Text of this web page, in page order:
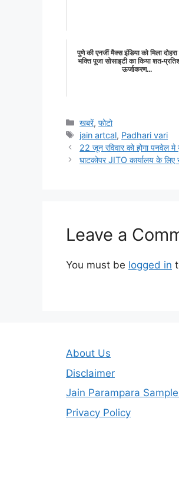
पुणे की एनर्जी मैक्स इंडिया को मिला
भक्ति पूजा सोसाइटी का किया शत-
ऊर्जाकरण...
Categories
खबरें,फोटो
Tags
jain artcal, Padhari vari
22 जून रविवार को होगा पनवेल
घाटकोपर JITO कार्यालय के
Leave a
You must be logged in
About Us
Disclaimer
Jain Parampara
Privacy Policy